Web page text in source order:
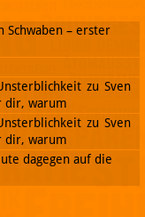
Schwaben – erster
zu Sven
dir, warum
zu Sven
dir, warum
dagegen auf die